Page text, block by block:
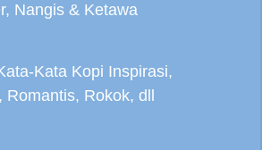
Nangis & Ketawa
Kata Kopi Inspirasi,
Romantis, Rokok, dll